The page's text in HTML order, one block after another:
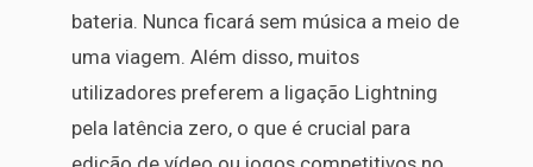
bateria. Nunca ficará sem música a meio de
uma viagem. Além disso, muitos
utilizadores preferem a ligação Lightning
pela latência zero, o que é crucial para